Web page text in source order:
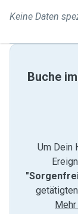
Keine Daten
Buche
Um Dein